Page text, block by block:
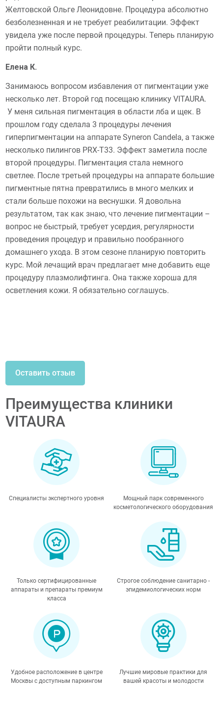
Желтовской Ольге Леонидовне. Процедура абсолютно
безболезненная и не требует реабилитации. Эффект
увидела уже после первой процедуры. Теперь планирую
пройти полный курс.
Елена К.
Занимаюсь вопросом избавления от пигментации уже
несколько лет. Второй год посещаю клинику VITAURA.
У меня сильная пигментация в области лба и щек. В
прошлом году сделала 3 процедуры лечения
гиперпигментации на аппарате Syneron Candela, а также
несколько пилингов PRX-T33. Эффект заметила после
второй процедуры. Пигментация стала немного
светлее. После третьей процедуры на аппарате большие
пигментные пятна превратились в много мелких и
стали больше похожи на веснушки. Я довольна
результатом, так как знаю, что лечение пигментации –
вопрос не быстрый, требует усердия, регулярности
проведения процедур и правильно пообранного
домашнего ухода. В этом сезоне планирую повторить
курс. Мой лечащий врач предлагает мне добавить еще
процедуру плазмолифтинга. Она также хороша для
осветления кожи. Я обязательно соглашусь.
Оставить отзыв
Преимущества клиники
VITAURA
Специалисты экспертного уровня
Мощный парк современного
косметологического оборудования
Только сертифицированные
аппараты и препараты премиум
класса
Строгое соблюдение санитарно -
эпидемиологических норм
Удобное расположение в центре
Москвы с доступным паркингом
Лучшие мировые практики для
вашей красоты и молодости